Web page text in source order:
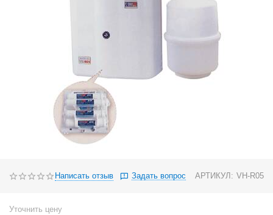
Написать отзыв Задать вопрос АРТИКУЛ: VH-R05
Уточнить цену